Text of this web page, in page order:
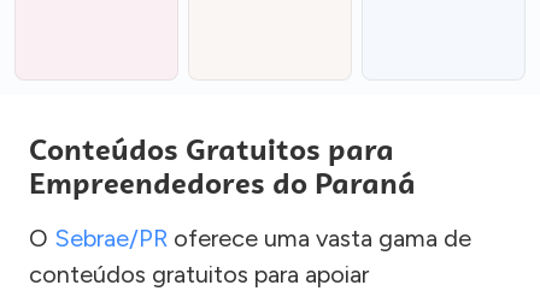
Conteúdos Gratuitos para
Empreendedores do Paraná
O Sebrae/PR oferece uma vasta gama de
conteúdos gratuitos para apoiar